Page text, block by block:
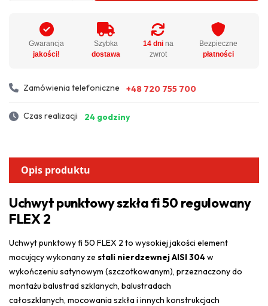
Gwarancja
jakości!
Szybka
dostawa
14 dnina
zwrot
Bezpieczne
płatności
Zamówienia telefoniczne +48 720 755 700
Czas realizacji 24 godziny
Opis produktu
Uchwyt punktowy szkła fi 50 regulowany
FLEX 2
Uchwyt punktowy fi 50 FLEX 2 to wysokiej jakości element
mocujący wykonany ze stali nierdzewnej AISI 304w
wykończeniu satynowym (szczotkowanym), przeznaczony do
montażu balustrad szklanych, balustradach
całoszklanych, mocowania szkła i innych konstrukcjach